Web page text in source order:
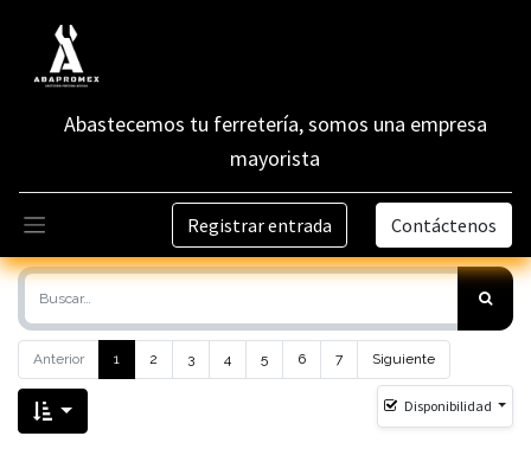
Abastecemos tu ferretería, somos una empresa
mayorista
Registrar entrada Contáctenos
Anterior 1 2 3 4 5 6 7 Siguiente
Disponibilidad